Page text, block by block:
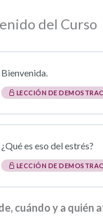
del Curso
Bienvenida.
LECCIÓN DE
¿Qué es eso del estrés?
LECCIÓN DE
cuándo y a quién